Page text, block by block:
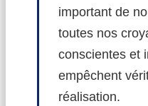
important de
toutes nos
conscientes et
empêchent
réalisation.